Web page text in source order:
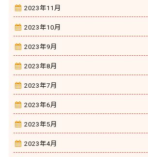
2023年11月
2023年10月
2023年9月
2023年8月
2023年7月
2023年6月
2023年5月
2023年4月